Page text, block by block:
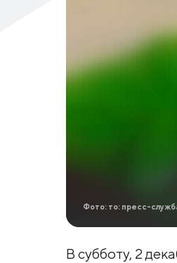
Фото: то: пресс-
В субботу, 2